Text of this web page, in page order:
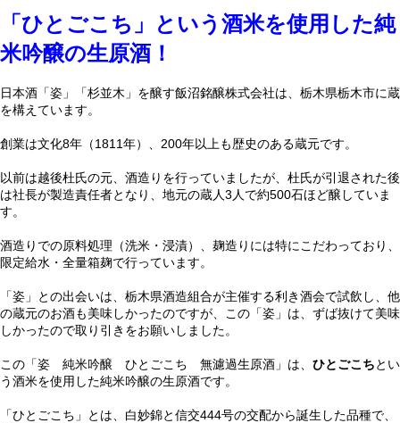
「ひとごこち」という酒米を使用した純
米吟醸の生原酒！
日本酒「姿」「杉並木」を醸す飯沼銘醸株式会社は、栃木県栃木市に蔵
を構えています。
創業は文化8年（1811年）、200年以上も歴史のある蔵元です。
以前は越後杜氏の元、酒造りを行っていましたが、杜氏が引退された後
は社長が製造責任者となり、地元の蔵人3人で約500石ほど醸していま
す。
酒造りでの原料処理（洗米・浸漬）、麹造りには特にこだわっており、
限定給水・全量箱麹で行っています。
「姿」との出会いは、栃木県酒造組合が主催する利き酒会で試飲し、他
の蔵元のお酒も美味しかったのですが、この「姿」は、ずば抜けて美味
しかったので取り引きをお願いしました。
この「姿 純米吟醸 ひとごこち 無濾過生原酒」は、 ひとごこちとい
う酒米を使用した純米吟醸の生原酒です。
「ひとごこち」とは、白妙錦と信交444号の交配から誕生した品種で、